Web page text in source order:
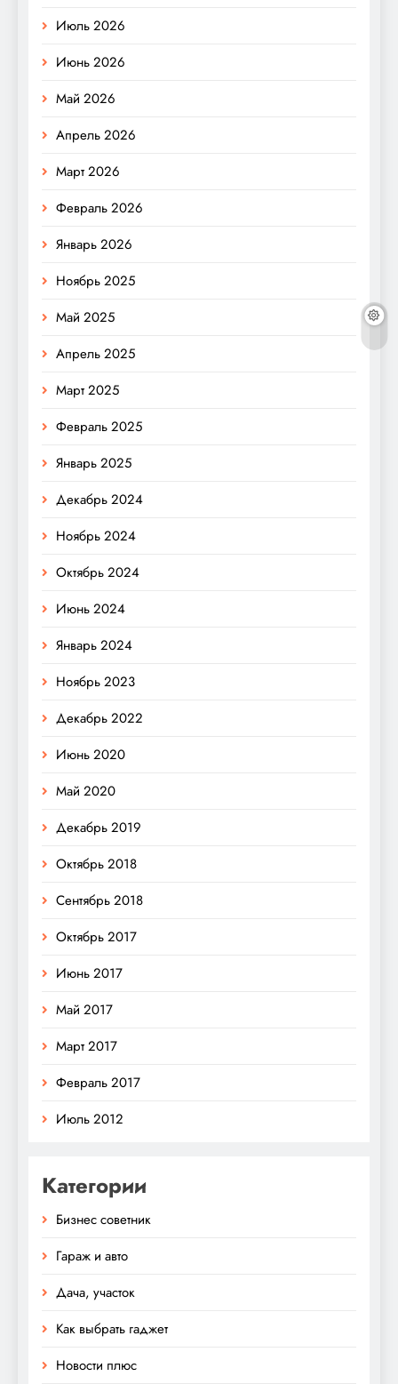
Июль 2026
Июнь 2026
Май 2026
Апрель 2026
Март 2026
Февраль 2026
Январь 2026
Ноябрь 2025
Май 2025
Апрель 2025
Март 2025
Февраль 2025
Январь 2025
Декабрь 2024
Ноябрь 2024
Октябрь 2024
Июнь 2024
Январь 2024
Ноябрь 2023
Декабрь 2022
Июнь 2020
Май 2020
Декабрь 2019
Октябрь 2018
Сентябрь 2018
Октябрь 2017
Июнь 2017
Май 2017
Март 2017
Февраль 2017
Июль 2012
Категории
Бизнес советник
Гараж и авто
Дача, участок
Как выбрать гаджет
Новости плюс